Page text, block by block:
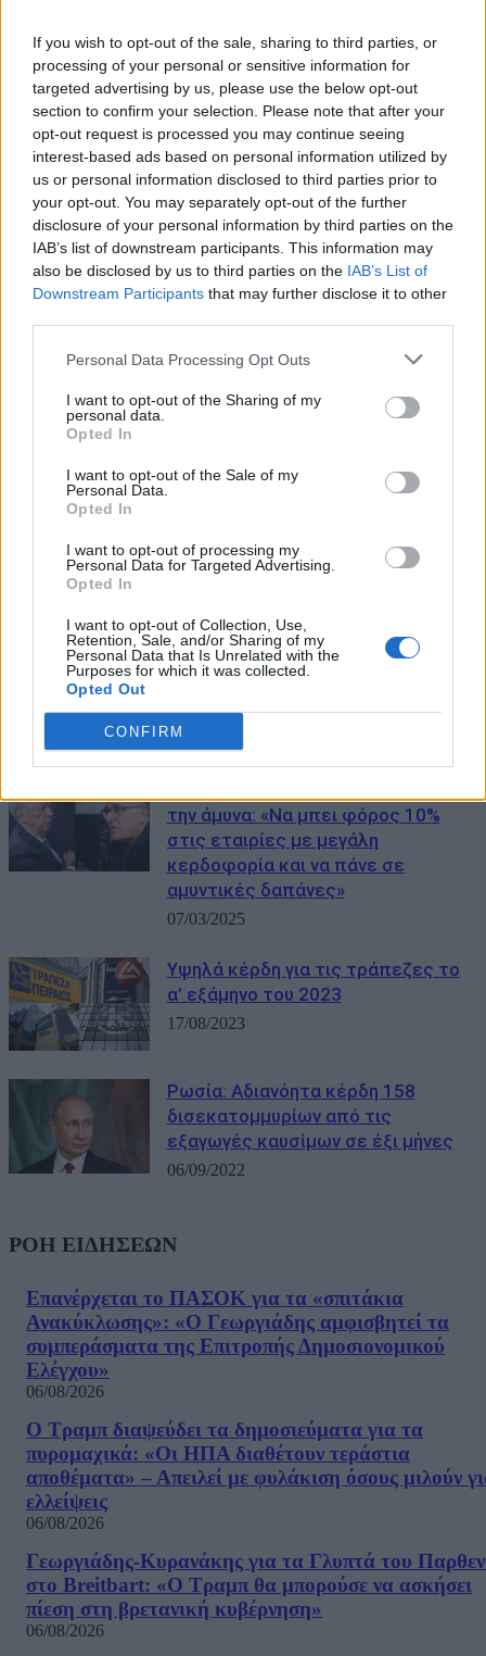
If you wish to opt-out of the sale, sharing to third parties, or
processing of your personal or sensitive information for
targeted advertising by us, please use the below opt-out
section to confirm your selection. Please note that after your
opt-out request is processed you may continue seeing
interest-based ads based on personal information utilized by
us or personal information disclosed to third parties prior to
your opt-out. You may separately opt-out of the further
disclosure of your personal information by third parties on the
IAB’s list of downstream participants. This information may
also be disclosed by us to third parties on the IAB’s List of
Downstream Participants that may further disclose it to other
Personal Data Processing Opt Outs
I want to opt-out of the Sharing of my
personal data.
Opted In
I want to opt-out of the Sale of my
Personal Data.
Opted In
I want to opt-out of processing my
Personal Data for Targeted Advertising.
Opted In
I want to opt-out of Collection, Use,
Retention, Sale, and/or Sharing of my
Personal Data that Is Unrelated with the
Purposes for which it was collected.
Opted Out
CONFIRM
ΜΠΟΡΕΙ ΝΑ ΣΑΣ ΕΝΔΙΑΦΕΡΕΙ
Κέρδη-σοκ για τις εταιρείες
27/04/2026
οφείλεται το άλμα στα κέρδη του
Καρόλου;
ΔΑΑ: Κέρδη 26,2 εκατ. ευρώ και
κίνησης σε σχέση με πέρσι
12/05/2025
την άμυνα: «Να μπει φόρος 10%
στις εταιρίες με μεγάλη
κερδοφορία και να πάνε σε
αμυντικές δαπάνες»
07/03/2025
Υψηλά κέρδη για τις τράπεζες το
α’ εξάμηνο του 2023
17/08/2023
Ρωσία: Αδιανόητα κέρδη 158
δισεκατομμυρίων από τις
εξαγωγές καυσίμων σε έξι μήνες
06/09/2022
ΡΟΗ ΕΙΔΗΣΕΩΝ
Επανέρχεται το ΠΑΣΟΚ για τα «σπιτάκια
Ανακύκλωσης»: «Ο Γεωργιάδης αμφισβητεί τα
συμπεράσματα της Επιτροπής Δημοσιονομικού
Ελέγχου»
06/08/2026
Ο Τραμπ διαψεύδει τα δημοσιεύματα για τα
πυρομαχικά: «Οι ΗΠΑ διαθέτουν τεράστια
αποθέματα» – Απειλεί με φυλάκιση όσους μιλούν
ελλείψεις
06/08/2026
Γεωργιάδης-Κυρανάκης για τα Γλυπτά του
στο Breitbart: «Ο Τραμπ θα μπορούσε να ασκήσει
πίεση στη βρετανική κυβέρνηση»
06/08/2026